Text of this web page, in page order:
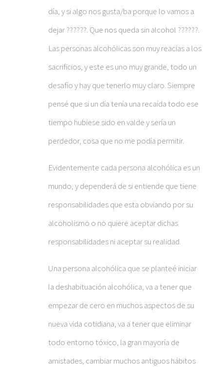
día, y si algo nos gusta/ba porque lo vamos a
dejar ??????. Que nos queda sin alcohol ??????.
Las personas alcohólicas son muy reacias a los
sacrificios, y este es uno muy grande, todo un
desafío y hay que tenerlo muy claro. Siempre
pensé que si un día tenía una recaída todo ese
tiempo hubiese sido en valde y sería un
perdedor, cosa que no me podía permitir.
Evidentemente cada persona alcohólica es un
mundo, y dependerá de si entiende que tiene
responsabilidades que esta obviando por su
alcoholismo o no quiere aceptar dichas
responsabilidades ni aceptar su realidad.
Una persona alcohólica que se planteé iniciar
la deshabituación alcohólica, va a tener que
empezar de cero en muchos aspectos de su
nueva vida cotidiana, va a tener que eliminar
todo entorno tóxico, la gran mayoría de
amistades, cambiar muchos antiguos hábitos